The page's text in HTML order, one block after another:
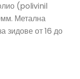
(polivinil
Метална
зидове от 16 до